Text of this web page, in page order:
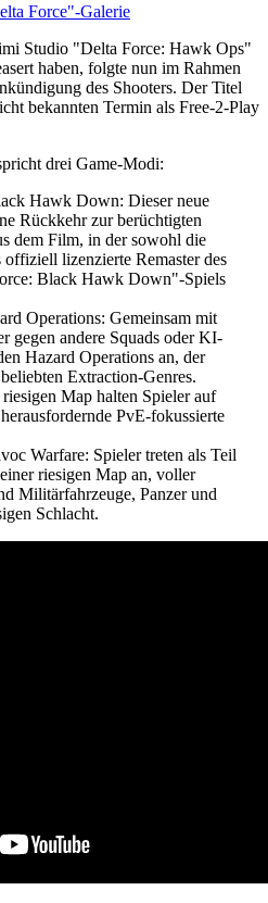
Force"-Galerie
Studio "Delta Force: Hawk Ops"
haben, folgte nun im Rahmen
des Shooters. Der Titel
bekannten Termin als Free-2-Play
drei Game-Modi:
Hawk Down: Dieser neue
Rückkehr zur berüchtigten
dem Film, in der sowohl die
lizenzierte Remaster des
Black Hawk Down"-Spiels
Operations: Gemeinsam mit
gegen andere Squads oder KI-
Hazard Operations an, der
Extraction-Genres.
Map halten Spieler auf
PvE-fokussierte
Warfare: Spieler treten als Teil
riesigen Map an, voller
Militärfahrzeuge, Panzer und
Schlacht.